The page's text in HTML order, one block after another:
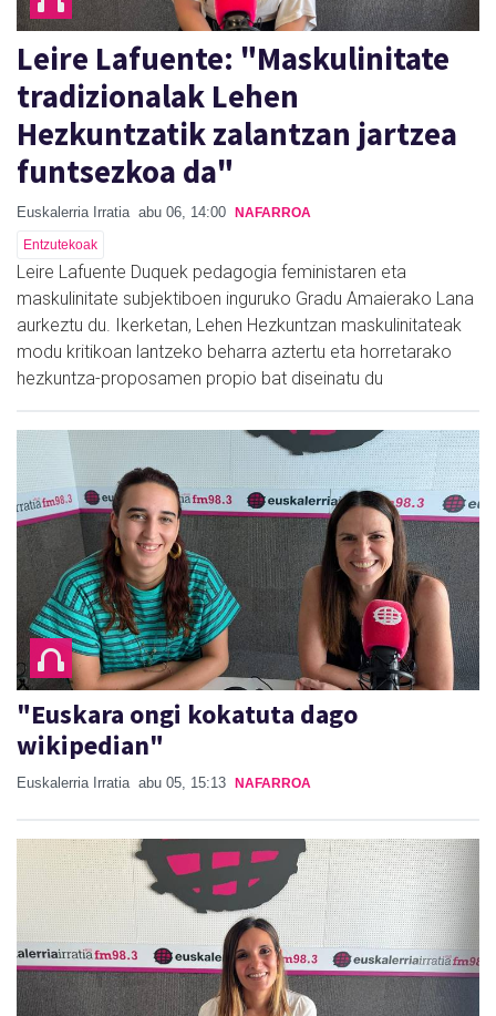
Leire Lafuente: "Maskulinitate
tradizionalak Lehen
Hezkuntzatik zalantzan jartzea
funtsezkoa da"
Euskalerria Irratia abu 06, 14:00 NAFARROA
Entzutekoak
Leire Lafuente Duquek pedagogia feministaren eta
maskulinitate subjektiboen inguruko Gradu Amaierako Lana
aurkeztu du. Ikerketan, Lehen Hezkuntzan maskulinitateak
modu kritikoan lantzeko beharra aztertu eta horretarako
hezkuntza-proposamen propio bat diseinatu du
"Euskara ongi kokatuta dago
wikipedian"
Euskalerria Irratia abu 05, 15:13 NAFARROA